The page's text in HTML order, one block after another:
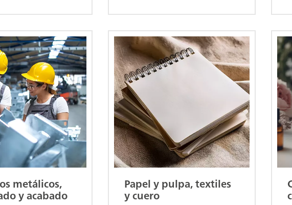
metálicos,
y acabado
Papel y pulpa, textiles
y cuero